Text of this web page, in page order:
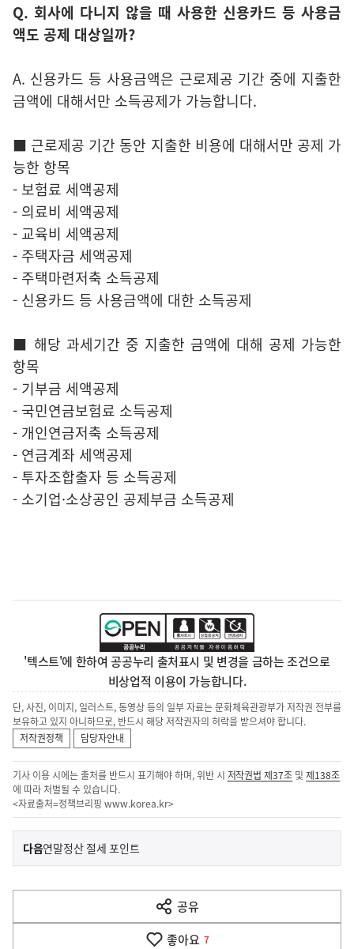
Q. 회사에 다니지 않을 때 사용한 신용카드 등 사용금
액도 공제 대상일까?
A. 신용카드 등 사용금액은 근로제공 기간 중에 지출한
금액에 대해서만 소득공제가 가능합니다.
■ 근로제공 기간 동안 지출한 비용에 대해서만 공제 가
능한 항목
- 보험료 세액공제
- 의료비 세액공제
- 교육비 세액공제
- 주택자금 세액공제
- 주택마련저축 소득공제
- 신용카드 등 사용금액에 대한 소득공제
■ 해당 과세기간 중 지출한 금액에 대해 공제 가능한
항목
- 기부금 세액공제
- 국민연금보험료 소득공제
- 개인연금저축 소득공제
- 연금계좌 세액공제
- 투자조합출자 등 소득공제
- 소기업·소상공인 공제부금 소득공제
'텍스트'에 한하여 공공누리 출처표시 및 변경을 금하는 조건으로
비상업적 이용이 가능합니다.
단, 사진, 이미지, 일러스트, 동영상 등의 일부 자료는 문화체육관광부가 저작권 전부를
보유하고 있지 아니하므로, 반드시 해당 저작권자의 허락을 받으셔야 합니다.
저작권정책
담당자안내
기사 이용 시에는 출처를 반드시 표기해야 하며, 위반 시 저작권법 제37조 및제138조
에 따라 처벌될 수 있습니다.
<자료출처=정책브리핑 www.korea.kr>
이
전
다
음
다음기
연말정산 절세 포인트
공유
열
기
좋아요 7